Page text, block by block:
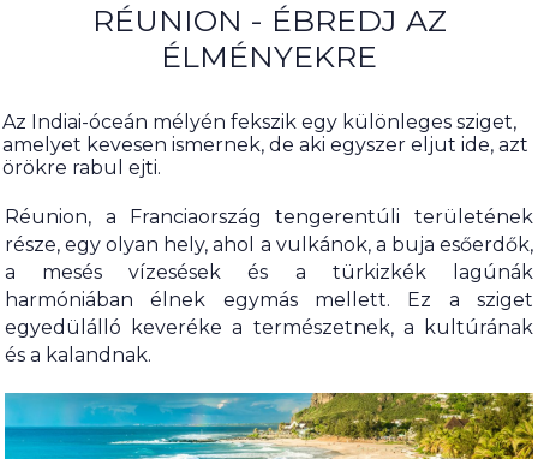
RÉUNION - ÉBREDJ AZ
ÉLMÉNYEKRE
Az Indiai-óceán mélyén fekszik egy különleges sziget,
amelyet kevesen ismernek, de aki egyszer eljut ide, azt
örökre rabul ejti.
Réunion, a Franciaország tengerentúli területének
része, egy olyan hely, ahol a vulkánok, a buja esőerdők,
a mesés vízesések és a türkizkék lagúnák
harmóniában élnek egymás mellett. Ez a sziget
egyedülálló keveréke a természetnek, a kultúrának
és a kalandnak.